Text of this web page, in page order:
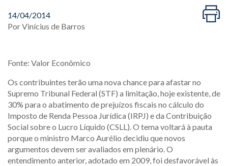
14/04/2014
PorVinícius de Barros
Fonte: Valor Econômico
Os contribuintes terão uma nova chance para afastar no
Supremo Tribunal Federal (STF) a limitação, hoje existente, de
30% para o abatimento de prejuízos fiscais no cálculo do
Imposto de Renda Pessoa Jurídica (IRPJ) e da Contribuição
Social sobre o Lucro Líquido (CSLL). O tema voltará à pauta
porque o ministro Marco Aurélio decidiu que novos
argumentos devem ser avaliados em plenário. O
entendimento anterior, adotado em 2009, foi desfavorável às